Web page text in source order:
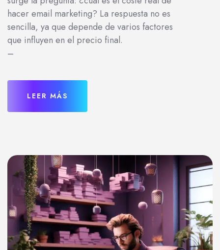
hacer email marketing? La respuesta no es
sencilla, ya que depende de varios factores
que influyen en el precio final.
–
LEER MÁS